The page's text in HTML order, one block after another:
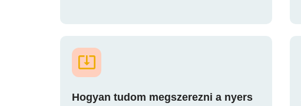
Hogyan tudom megszerezni a nyers